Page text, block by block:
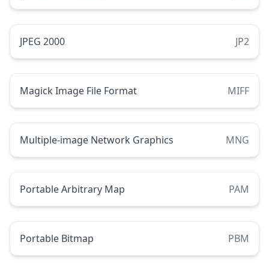
JPEG 2000 JP2
Magick Image File Format MIFF
Multiple-image Network Graphics MNG
Portable Arbitrary Map PAM
Portable Bitmap PBM